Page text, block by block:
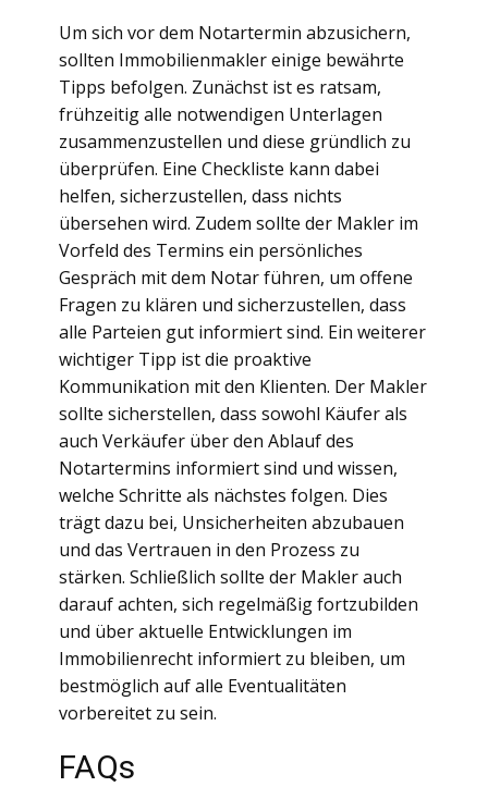
Um sich vor dem Notartermin abzusichern,
sollten Immobilienmakler einige bewährte
Tipps befolgen. Zunächst ist es ratsam,
frühzeitig alle notwendigen Unterlagen
zusammenzustellen und diese gründlich zu
überprüfen. Eine Checkliste kann dabei
helfen, sicherzustellen, dass nichts
übersehen wird. Zudem sollte der Makler im
Vorfeld des Termins ein persönliches
Gespräch mit dem Notar führen, um offene
Fragen zu klären und sicherzustellen, dass
alle Parteien gut informiert sind. Ein weiterer
wichtiger Tipp ist die proaktive
Kommunikation mit den Klienten. Der Makler
sollte sicherstellen, dass sowohl Käufer als
auch Verkäufer über den Ablauf des
Notartermins informiert sind und wissen,
welche Schritte als nächstes folgen. Dies
trägt dazu bei, Unsicherheiten abzubauen
und das Vertrauen in den Prozess zu
stärken. Schließlich sollte der Makler auch
darauf achten, sich regelmäßig fortzubilden
und über aktuelle Entwicklungen im
Immobilienrecht informiert zu bleiben, um
bestmöglich auf alle Eventualitäten
vorbereitet zu sein.
FAQs